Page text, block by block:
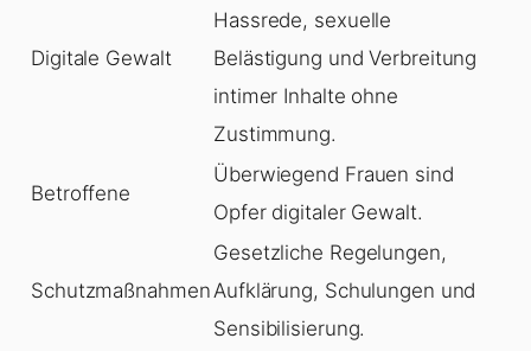
Digitale Gewalt
Hassrede, sexuelle
Belästigung und Verbreitung
intimer Inhalte ohne
Zustimmung.
Betroffene
Überwiegend Frauen sind
Opfer digitaler Gewalt.
Schutzmaßnahmen
Gesetzliche Regelungen,
Aufklärung, Schulungen und
Sensibilisierung.